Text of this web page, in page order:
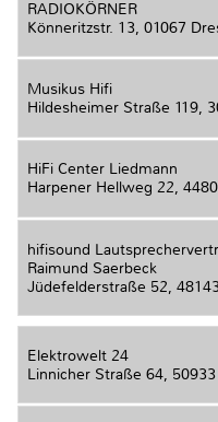
RADIOKÖRNER
Könneritzstr. 13, 01067
Musikus Hifi
Hildesheimer Straße 119,
HiFi Center Liedmann
Harpener Hellweg 22,
hifisound
Raimund Saerbeck
Jüdefelderstraße 52,
Elektrowelt 24
Linnicher Straße 64,